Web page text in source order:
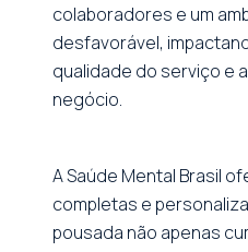
colaboradores e um
desfavorável,
qualidade do serviço e
negócio.
A Saúde Mental Brasil
completas e
pousada não apenas